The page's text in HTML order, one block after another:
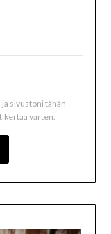
sivustoni tähän
varten.